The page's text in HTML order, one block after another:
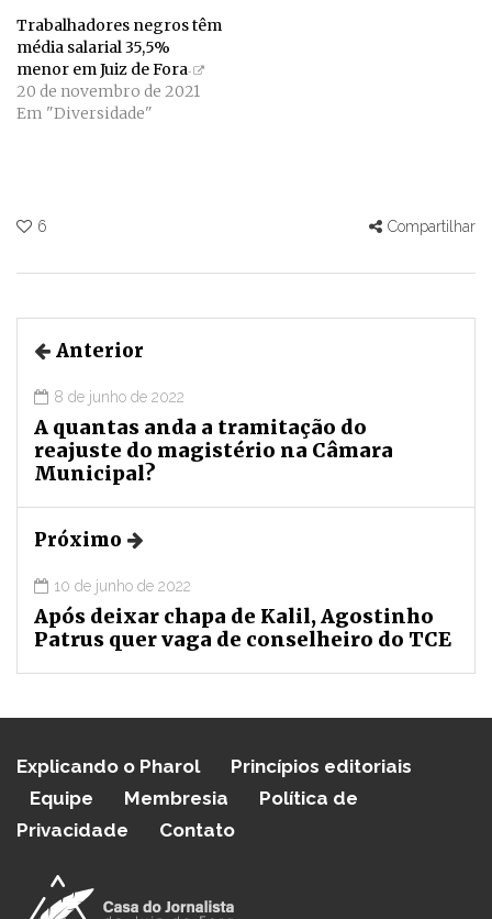
Trabalhadores negros têm
média salarial 35,5%
menor em Juiz de Fora
20 de novembro de 2021
Em "Diversidade"
6 Compartilhar
Anterior
8 de junho de 2022
A quantas anda a tramitação do
reajuste do magistério na Câmara
Municipal?
Próximo
10 de junho de 2022
Após deixar chapa de Kalil, Agostinho
Patrus quer vaga de conselheiro do TCE
Explicando o Pharol
Princípios editoriais
Equipe
Membresia
Política de
Privacidade
Contato